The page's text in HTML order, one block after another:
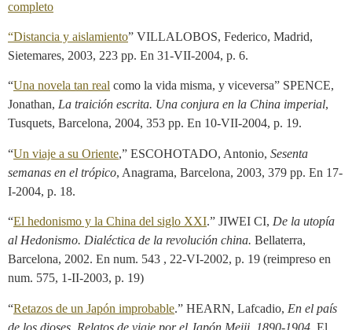
completo
“Distancia y aislamiento” VILLALOBOS, Federico, Madrid,
Sietemares, 2003, 223 pp. En 31-VII-2004, p. 6.
“Una novela tan real como la vida misma, y viceversa” SPENCE,
Jonathan, La traición escrita. Una conjura en la China imperial,
Tusquets, Barcelona, 2004, 353 pp. En 10-VII-2004, p. 19.
“Un viaje a su Oriente,” ESCOHOTADO, Antonio, Sesenta
semanas en el trópico, Anagrama, Barcelona, 2003, 379 pp. En 17-
I-2004, p. 18.
“El hedonismo y la China del siglo XXI.” JIWEI CI, De la utopía
al Hedonismo. Dialéctica de la revolución china. Bellaterra,
Barcelona, 2002. En num. 543 , 22-VI-2002, p. 19 (reimpreso en
num. 575, 1-II-2003, p. 19)
“Retazos de un Japón improbable.” HEARN, Lafcadio, En el país
de los dioses. Relatos de viaje por el Japón Meiji, 1890-1904. El